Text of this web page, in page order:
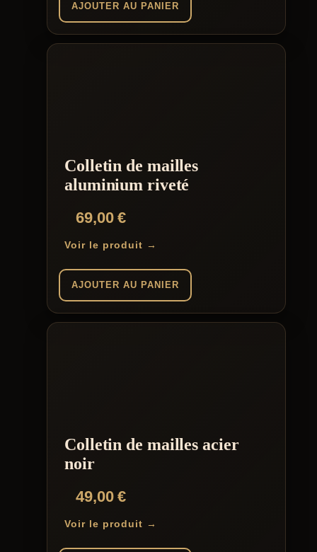
AJOUTER AU PANIER
Colletin de mailles
aluminium riveté
69,00€
Voir le produit →
AJOUTER AU PANIER
Colletin de mailles acier
noir
49,00€
Voir le produit →